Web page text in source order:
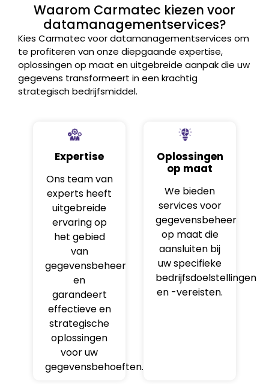
Waarom Carmatec kiezen voor
datamanagementservices?
Kies Carmatec voor datamanagementservices om
te profiteren van onze diepgaande expertise,
oplossingen op maat en uitgebreide aanpak die uw
gegevens transformeert in een krachtig
strategisch bedrijfsmiddel.
Expertise
Ons team van
experts heeft
uitgebreide
ervaring op
het gebied
van
gegevensbeheer
en
garandeert
effectieve en
strategische
oplossingen
voor uw
gegevensbehoeften.
Oplossingen
op maat
We bieden
services voor
gegevensbeheer
op maat die
aansluiten bij
uw specifieke
bedrijfsdoelstellingen
en -vereisten.